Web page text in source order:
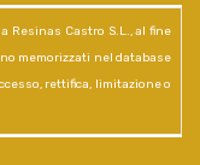
Resinas Castro S.L., al fine
memorizzati nel database
rettifica, limitazione o